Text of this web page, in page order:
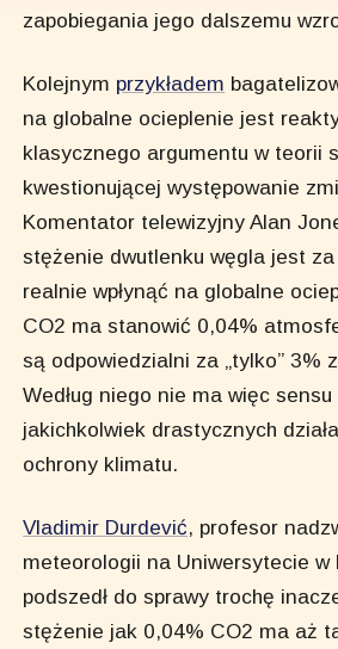
zapobiegania jego dalszemu
Kolejnym przykładem
na globalne ocieplenie jest
klasycznego argumentu w teorii
kwestionującej występowanie
Komentator telewizyjny Alan
stężenie dwutlenku węgla jest
realnie wpłynąć na globalne
CO2 ma stanowić 0,04%
są odpowiedzialni za „tylko” 3%
Według niego nie ma więc
jakichkolwiek drastycznych
ochrony klimatu.
Vladimir Durdević, profesor
meteorologii na Uniwersytecie w
podszedł do sprawy trochę
stężenie jak 0,04% CO2 ma aż